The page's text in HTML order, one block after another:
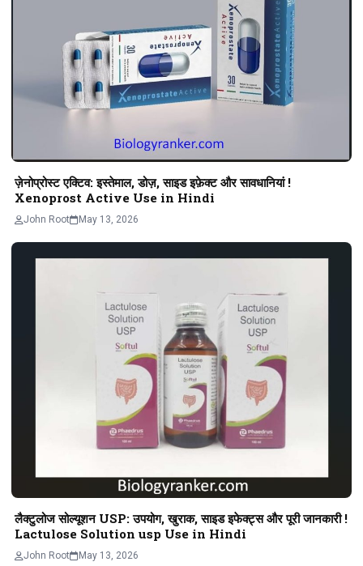
ज़ेनोप्रोस्ट एक्टिव: इस्तेमाल, डोज़, साइड इफ़ेक्ट और सावधानियां !
Xenoprost Active Use in Hindi
John Root May 13, 2026
लैक्टुलोज सोल्यूशन USP: उपयोग, खुराक, साइड इफेक्ट्स और पूरी जानकारी !
Lactulose Solution usp Use in Hindi
John Root May 13, 2026